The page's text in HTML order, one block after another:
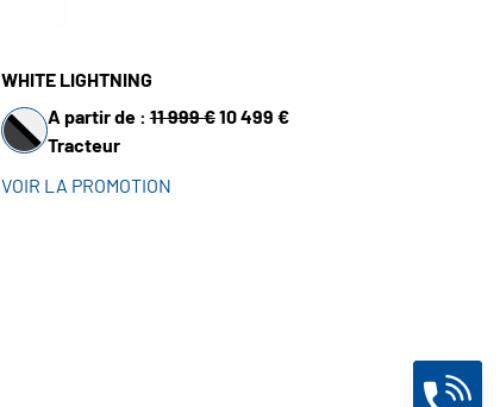
WHITE LIGHTNING
A partir de :11 999 €10 499 €
Tracteur
VOIR LA PROMOTION